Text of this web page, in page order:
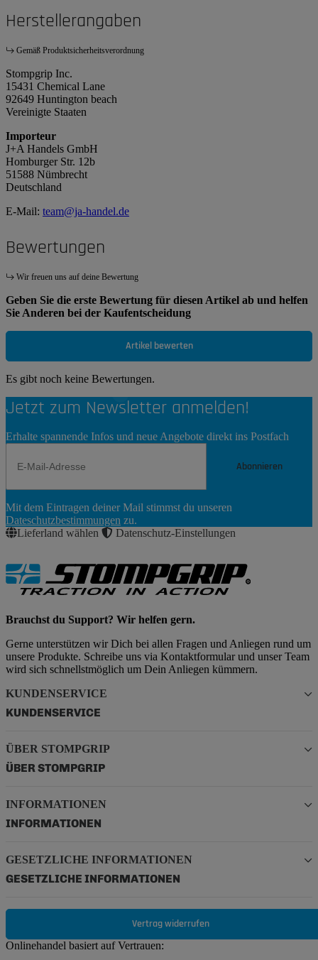
Herstellerangaben
Gemäß Produktsicherheitsverordnung
Stompgrip Inc.
15431 Chemical Lane
92649 Huntington beach
Vereinigte Staaten
Importeur
J+A Handels GmbH
Homburger Str. 12b
51588 Nümbrecht
Deutschland
E-Mail: team@ja-handel.de
Bewertungen
Wir freuen uns auf deine Bewertung
Geben Sie die erste Bewertung für diesen Artikel ab und helfen
Sie Anderen bei der Kaufentscheidung
Artikel bewerten
Es gibt noch keine Bewertungen.
Jetzt zum Newsletter anmelden!
Erhalte spannende Infos und neue Angebote direkt ins Postfach
Abonnieren
Abonnieren
Mit dem Eintragen deiner Mail stimmst du unseren
Dateschutzbestimmungen zu.
Lieferland wählen
Datenschutz-Einstellungen
Brauchst du Support? Wir helfen gern.
Gerne unterstützen wir Dich bei allen Fragen und Anliegen rund um
unsere Produkte. Schreibe uns via Kontaktformular und unser Team
wird sich schnellstmöglich um Dein Anliegen kümmern.
KUNDENSERVICE
KUNDENSERVICE
ÜBER STOMPGRIP
ÜBER STOMPGRIP
INFORMATIONEN
INFORMATIONEN
GESETZLICHE INFORMATIONEN
GESETZLICHE INFORMATIONEN
Vertrag widerrufen
Onlinehandel basiert auf Vertrauen: